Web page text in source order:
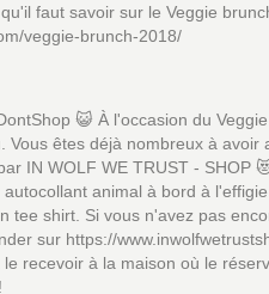
faut savoir sur le Veggie
veggie-brunch-2018/
😺 À l'occasion du
Vous êtes déjà nombreux à
IN WOLF WE TRUST - SHOP
autocollant animal à bord à
tee shirt. Si vous n'avez pas
sur https://
le recevoir à la maison où le